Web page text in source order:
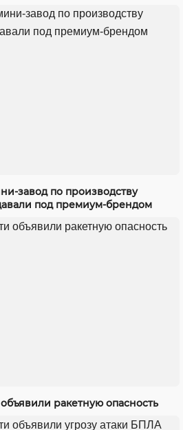
завод по производству
под премиум-брендом
ракетную опасность